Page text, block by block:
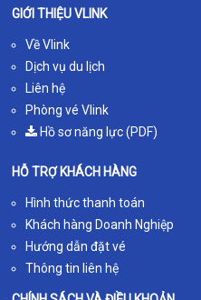
GIỚI THIỆU VLINK
Về Vlink
Dịch vụ du lịch
Liên hệ
Phòng vé Vlink
Hồ sơ năng lực (PDF)
HỖ TRỢ KHÁCH HÀNG
Hình thức thanh toán
Khách hàng Doanh Nghiệp
Hướng dẫn đặt vé
Thông tin liên hệ